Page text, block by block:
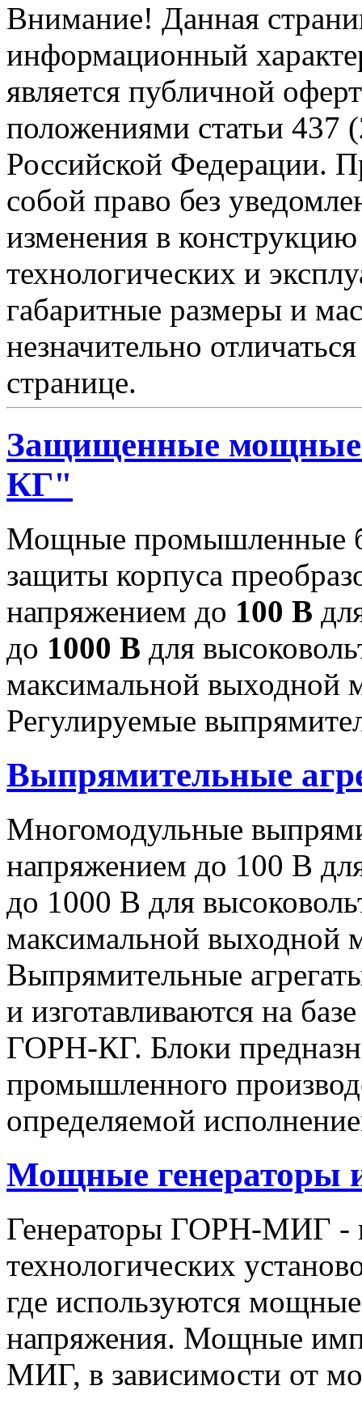
Внимание! Данная
информационный
является публичной
положениями статьи 437
Российской Федерации.
собой право без
изменения в
технологических и
габаритные размеры и
незначительно
странице.
Защищенные
КГ"
Мощные промышленные
защиты корпуса
напряжением до 100 В
до 1000 В для
максимальной
Регулируемые
Выпрямительные
Многомодульные
напряжением до 100 В
до 1000 В для
максимальной
Выпрямительные
и изготавливаются на
ГОРН-КГ. Блоки
промышленного
определяемой
Мощные
Генераторы ГОРН-МИГ -
технологических
где используются
напряжения. Мощные
МИГ, в зависимости от